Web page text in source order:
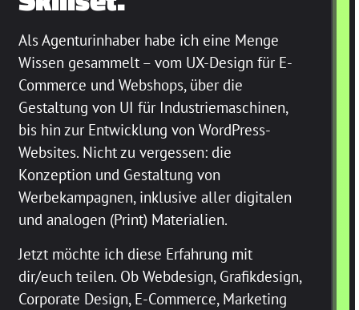
Als Agenturinhaber habe ich eine Menge
Wissen gesammelt – vom UX-Design für E-
Commerce und Webshops, über die
Gestaltung von UI für Industriemaschinen,
bis hin zur Entwicklung von WordPress-
Websites. Nicht zu vergessen: die
Konzeption und Gestaltung von
Werbekampagnen, inklusive aller digitalen
und analogen (Print) Materialien.
Jetzt möchte ich diese Erfahrung mit
dir/euch teilen. Ob Webdesign, Grafikdesign,
Corporate Design, E-Commerce, Marketing